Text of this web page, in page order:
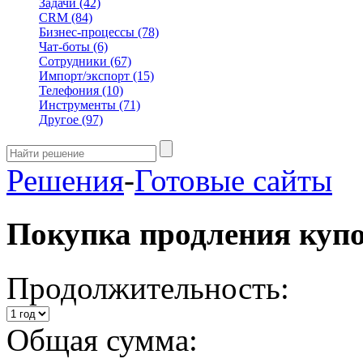
Задачи (42)
CRM (84)
Бизнес-процессы (78)
Чат-боты (6)
Сотрудники (67)
Импорт/экспорт (15)
Телефония (10)
Инструменты (71)
Другое (97)
Решения-Готовые сайты
Покупка продления
Продолжительность:
Общая сумма: